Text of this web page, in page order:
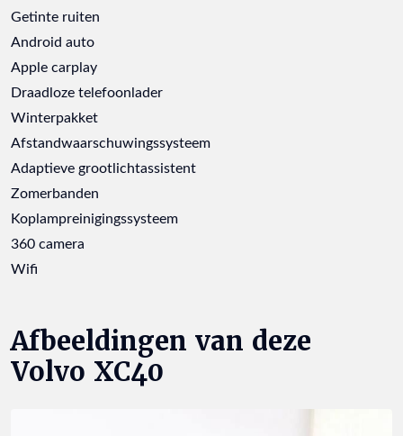
Getinte ruiten
Android auto
Apple carplay
Draadloze telefoonlader
Winterpakket
Afstandwaarschuwingssysteem
Adaptieve grootlichtassistent
Zomerbanden
Koplampreinigingssysteem
360 camera
Wifi
Afbeeldingen van deze
Volvo XC40